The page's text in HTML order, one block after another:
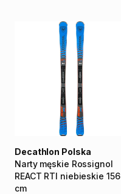
Narty męskie Rossignol
REACT RTI niebieskie 156
cm
Decathlon Polska